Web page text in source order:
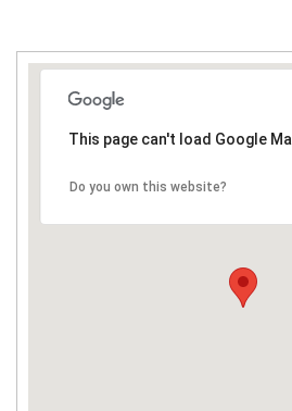
This page can't load Google
Do you own this website?